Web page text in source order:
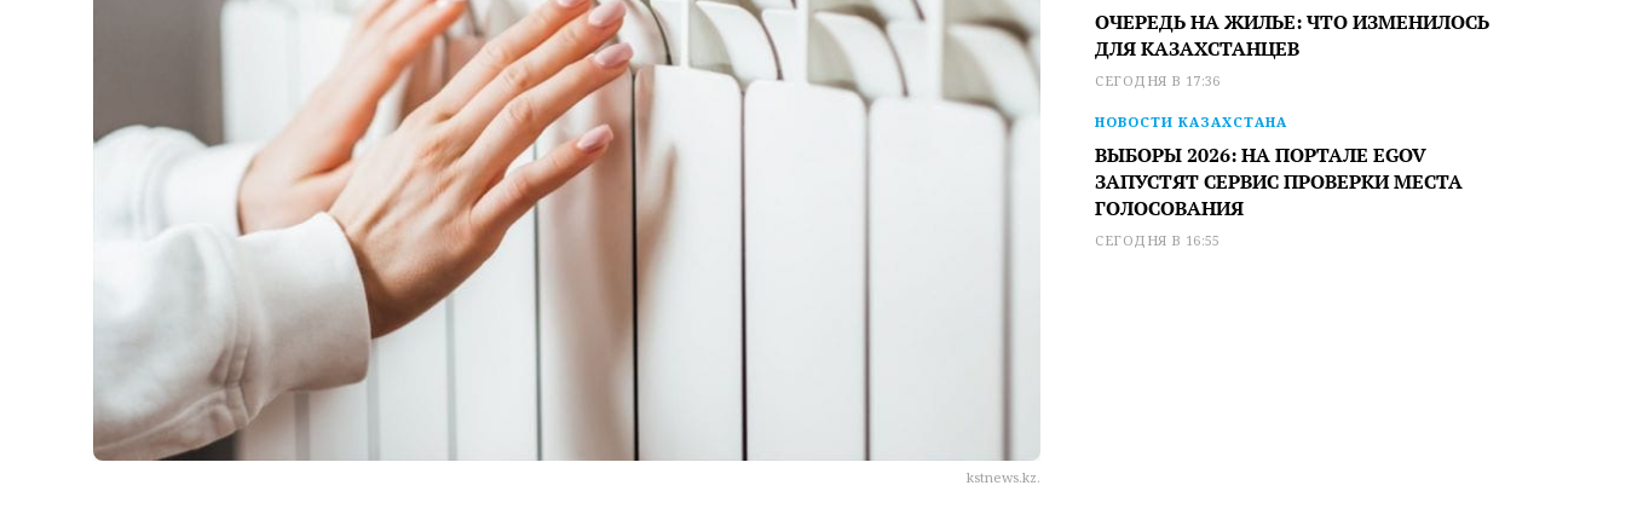
kstnews.kz.
ОЧЕРЕДЬ НА ЖИЛЬЕ: ЧТО ИЗМЕНИЛОСЬ
ДЛЯ КАЗАХСТАНЦЕВ
СЕГОДНЯ В 17:36
НОВОСТИ КАЗАХСТАНА
ВЫБОРЫ 2026: НА ПОРТАЛЕ EGOV
ЗАПУСТЯТ СЕРВИС ПРОВЕРКИ МЕСТА
ГОЛОСОВАНИЯ
СЕГОДНЯ В 16:55